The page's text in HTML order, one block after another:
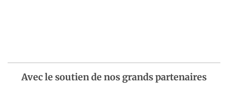
Avec le soutien de nos grands partenaires